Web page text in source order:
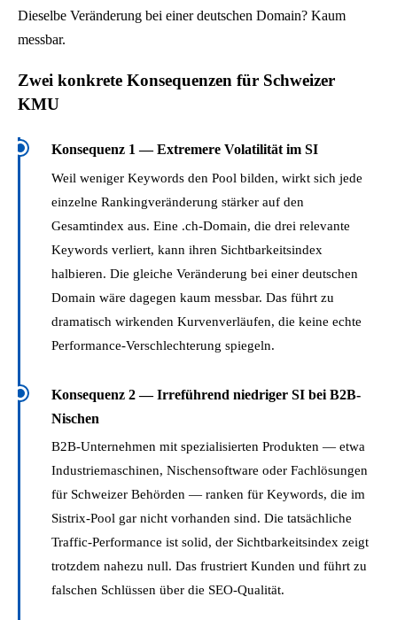
c
h
u
l
Dieselbe Veränderung bei einer deutschen Domain? Kaum
messbar.
Zwei konkrete Konsequenzen für Schweizer
KMU
Konsequenz 1 — Extremere Volatilität im SI
Weil weniger Keywords den Pool bilden, wirkt sich jede
einzelne Rankingveränderung stärker auf den
Gesamtindex aus. Eine .ch-Domain, die drei relevante
Keywords verliert, kann ihren Sichtbarkeitsindex
halbieren. Die gleiche Veränderung bei einer deutschen
Domain wäre dagegen kaum messbar. Das führt zu
dramatisch wirkenden Kurvenverläufen, die keine echte
Performance-Verschlechterung spiegeln.
Konsequenz 2 — Irreführend niedriger SI bei B2B-
Nischen
B2B-Unternehmen mit spezialisierten Produkten — etwa
Industriemaschinen, Nischensoftware oder Fachlösungen
für Schweizer Behörden — ranken für Keywords, die im
Sistrix-Pool gar nicht vorhanden sind. Die tatsächliche
Traffic-Performance ist solid, der Sichtbarkeitsindex zeigt
trotzdem nahezu null. Das frustriert Kunden und führt zu
falschen Schlüssen über die SEO-Qualität.